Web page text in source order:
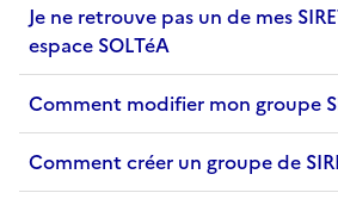
Je ne retrouve pas un de mes
espace SOLTéA
Comment modifier mon groupe
Comment créer un groupe de